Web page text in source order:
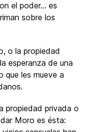
el poder… es
sobre los
o la propiedad
esperanza de una
que les mueve a
propiedad privada o
Moro es ésta: